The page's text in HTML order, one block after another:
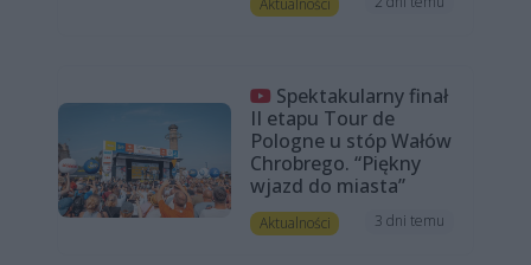
Aktualności
Spektakularny finał
II etapu Tour de
Pologne u stóp Wałów
Chrobrego. “Piękny
wjazd do miasta”
Aktualności 3 dni temu